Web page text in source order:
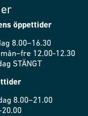
öppettider
8.00–16.30
12.00-12.30
STÄNGT
8.00–21.00